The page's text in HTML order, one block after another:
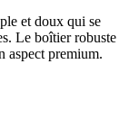
et doux qui se
Le boîtier robuste
aspect premium.